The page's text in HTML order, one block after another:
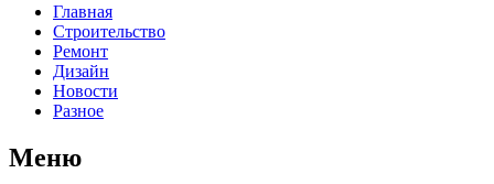
Главная
Строительство
Ремонт
Дизайн
Новости
Разное
Меню